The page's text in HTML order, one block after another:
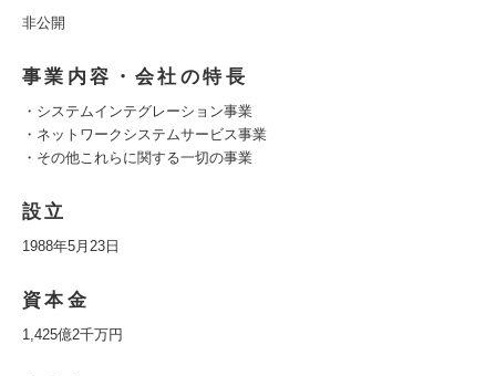
非公開
事業内容・会社の特長
・システムインテグレーション事業
・ネットワークシステムサービス事業
・その他これらに関する一切の事業
設立
1988年5月23日
資本金
1,425億2千万円